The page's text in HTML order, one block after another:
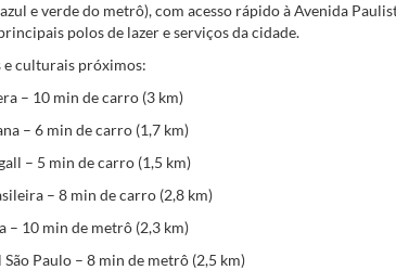
e verde do metrô), com acesso rápido à Avenida
polos de lazer e serviços da cidade.
culturais próximos:
– 10 min de carro (3 km)
– 6 min de carro (1,7 km)
– 5 min de carro (1,5 km)
– 8 min de carro (2,8 km)
– 10 min de metrô (2,3 km)
Paulo – 8 min de metrô (2,5 km)